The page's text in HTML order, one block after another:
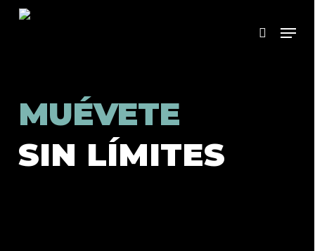
Skip
search
MUÉVETE
SIN LÍMITES